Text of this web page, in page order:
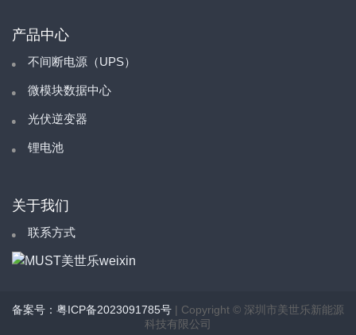
产品中心
不间断电源（UPS）
微模块数据中心
光伏逆变器
锂电池
关于我们
联系方式
备案号：粤ICP备2023091785号 | Copyright © 深圳市美世乐新能源
科技有限公司